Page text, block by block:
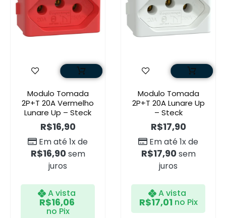
Modulo Tomada
2P+T 20A Vermelho
Lunare Up – Steck
R$16,90
Em até 1x de
R$16,90 sem
juros
A vista
R$16,06
no Pix
Modulo Tomada
2P+T 20A Lunare Up
– Steck
R$17,90
Em até 1x de
R$17,90 sem
juros
A vista
R$17,01 no Pix